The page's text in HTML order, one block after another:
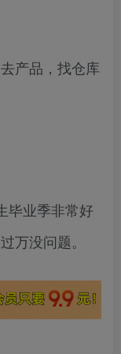
产品，找仓库
毕业季非常好
万没问题。